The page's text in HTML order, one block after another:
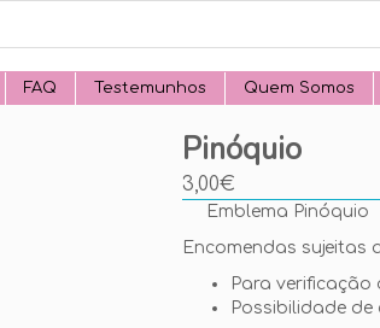
FAQ Testemunhos Quem Somos
Pinóquio
3,00€
Emblema Pinóquio
Encomendas sujeitas
Para verificação
Possibilidade